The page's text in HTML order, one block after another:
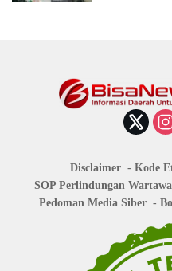
Disclaimer
Kode
SOP Perlindungan
Pedoman Media Siber